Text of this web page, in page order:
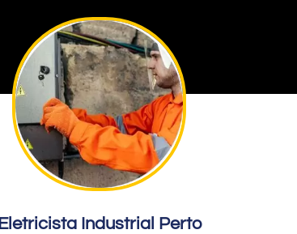
Eletricista Industrial Perto